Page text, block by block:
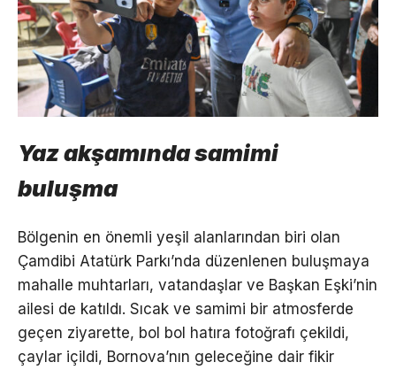
Yaz akşamında samimi
buluşma
Bölgenin en önemli yeşil alanlarından biri olan
Çamdibi Atatürk Parkı’nda düzenlenen buluşmaya
mahalle muhtarları, vatandaşlar ve Başkan Eşki’nin
ailesi de katıldı. Sıcak ve samimi bir atmosferde
geçen ziyarette, bol bol hatıra fotoğrafı çekildi,
çaylar içildi, Bornova’nın geleceğine dair fikir